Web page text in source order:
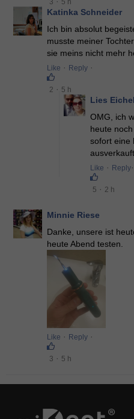
Katinka Schneider
Ich bin absolut
musste meiner
sie meins nicht mehr
Like · Reply ·
2 · 5 h
Lies Eichel
OMG, ich
heute
sofort eine
Like · Reply·
5 · 2 h
Minnie Riese
Danke, unsere ist
heute Abend testen.
Like · Reply ·
3 · 5 h